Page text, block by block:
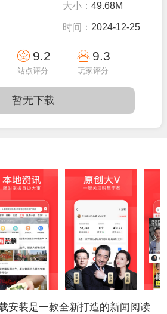
大小：49.68M
时间： 2024-12-25
20:00:03
9.2
站点评分
9.3
玩家评分
暂无下载
装是一款全新打造的新闻阅读